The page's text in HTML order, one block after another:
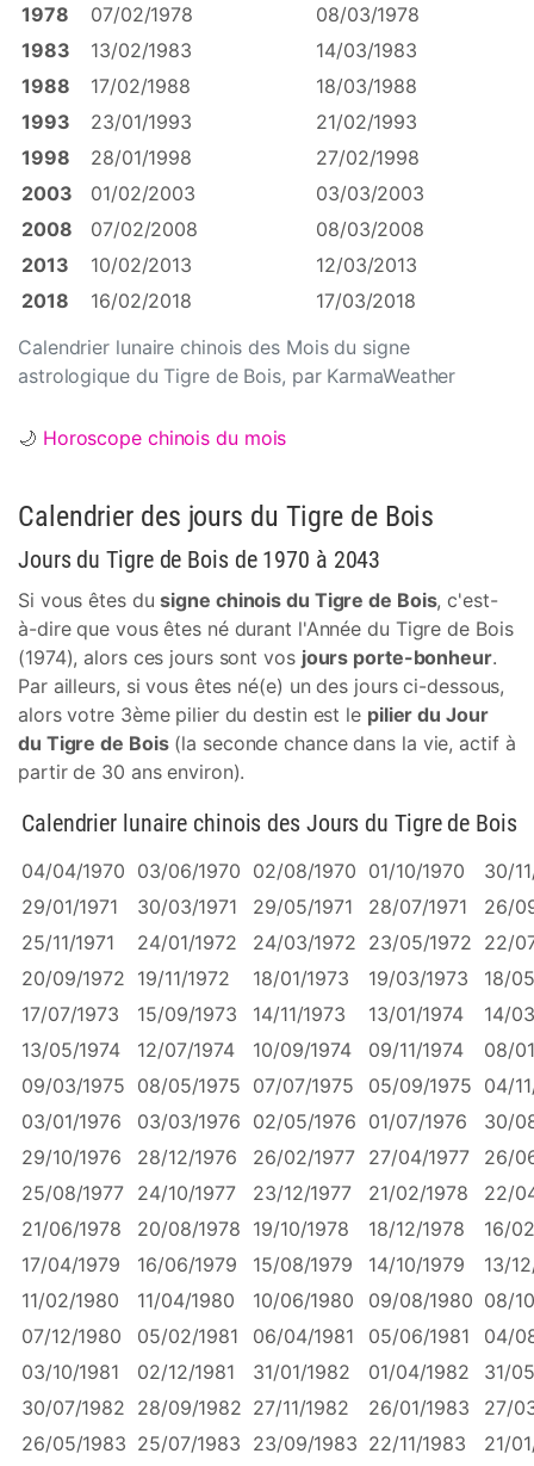
Calendrier lunaire chinois des Mois du signe
astrologique du Tigre de Bois, par KarmaWeather
1978 07/02/1978
08/03/1978
1983
13/02/1983
14/03/1983
1988
17/02/1988
18/03/1988
1993
23/01/1993
21/02/1993
1998
28/01/1998
27/02/1998
2003
01/02/2003
03/03/2003
2008
07/02/2008
08/03/2008
2013
10/02/2013
12/03/2013
2018
16/02/2018 17/03/2018
🌙 Horoscope chinois du mois
Calendrier des jours du Tigre de Bois
Jours du Tigre de Bois de 1970 à 2043
Si vous êtes dusigne chinois du Tigre de Bois, c'est-
à-dire que vous êtes né durant l'Année du Tigre de Bois
(1974), alors ces jours sont vos jours porte-bonheur.
Par ailleurs, si vous êtes né(e) un des jours ci-dessous,
alors votre 3ème pilier du destin est le pilier du Jour
du Tigre de Bois(la seconde chance dans la vie, actif à
partir de 30 ans environ).
Calendrier lunaire chinois des Jours du Tigre de Bois
04/04/1970 03/06/1970 02/08/1970 01/10/1970
30/
29/01/1971
30/03/1971 29/05/1971 28/07/1971
26/
25/11/1971
24/01/1972 24/03/1972 23/05/1972 22/
20/09/1972 19/11/1972 18/01/1973 19/03/1973
18/
17/07/1973
15/09/1973 14/11/1973 13/01/1974
14/
13/05/1974
12/07/1974 10/09/1974 09/11/1974
08/
09/03/1975 08/05/1975 07/07/1975 05/09/1975 04/
03/01/1976
03/03/1976 02/05/1976 01/07/1976
30/
29/10/1976
28/12/1976 26/02/1977 27/04/1977
26/
25/08/1977 24/10/1977 23/12/1977 21/02/1978
22/
21/06/1978
20/08/1978 19/10/1978 18/12/1978
16/
17/04/1979
16/06/1979 15/08/1979 14/10/1979
13/
11/02/1980
11/04/1980 10/06/1980 09/08/1980 08/
07/12/1980
05/02/1981 06/04/1981 05/06/1981
04/
03/10/1981
02/12/1981 31/01/1982 01/04/1982
31/
30/07/1982 28/09/1982 27/11/1982 26/01/1983
27/
26/05/1983 25/07/1983 23/09/1983 22/11/1983
21/